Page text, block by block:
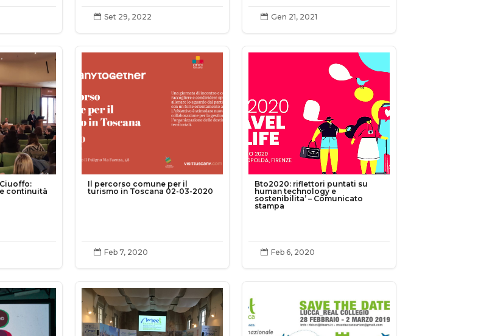
 Set 29, 2022  Gen 21, 2021
continuità
Il percorso comune per il
turismo in Toscana 02-03-2020
 Feb 7, 2020
Bto2020: riflettori puntati su
human technology e
sostenibilita’ – Comunicato
stampa
 Feb 6, 2020